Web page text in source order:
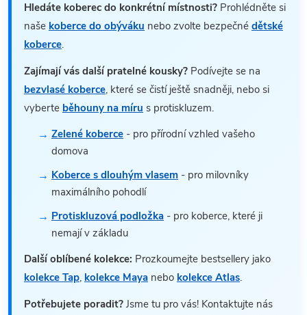
Hledáte koberec do konkrétní místnosti? Prohlédněte si
naše koberce do obýváku nebo zvolte bezpečné dětské
koberce.
Zajímají vás další pratelné kousky? Podívejte se na
bezvlasé koberce, které se čistí ještě snadněji, nebo si
vyberte běhouny na míru s protiskluzem.
Zelené koberce - pro přírodní vzhled vašeho
domova
Koberce s dlouhým vlasem - pro milovníky
maximálního pohodlí
Protiskluzová podložka - pro koberce, které ji
nemají v základu
Další oblíbené kolekce: Prozkoumejte bestsellery jako
kolekce Tap, kolekce Maya nebo kolekce Atlas.
Potřebujete poradit? Jsme tu pro vás! Kontaktujte nás